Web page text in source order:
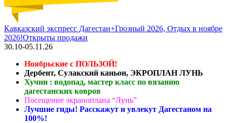
Кавказский экспресс Дагестан+Грозный 2026, Отдых в ноябре
2026!Открыты продажи
30.10-05.11.26
Ноябрьские с ПОЛЬЗОЙ!
Дербент, Сулакский каньон, ЭКРОПЛАН ЛУНЬ
Хучни : водопад, мастер класс по вязанию
дагестанских ковров
Посещение экраноплана “Лунь”
Лучшие гиды! Расскажут и увлекут Дагестаном на
100%!